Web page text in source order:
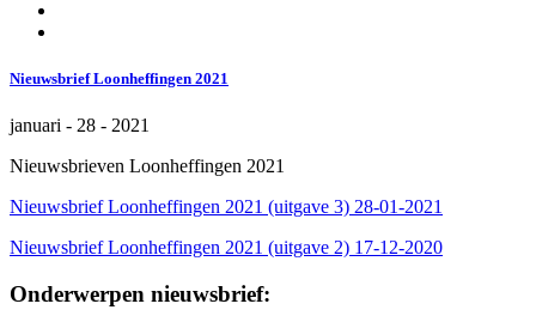
Nieuwsbrief Loonheffingen 2021
januari - 28 - 2021
Nieuwsbrieven Loonheffingen 2021
Nieuwsbrief Loonheffingen 2021 (uitgave 3) 28-01-2021
Nieuwsbrief Loonheffingen 2021 (uitgave 2) 17-12-2020
Onderwerpen nieuwsbrief: